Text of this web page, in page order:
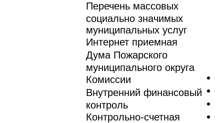
Перечень массовых
социально значимых
муниципальных услуг
Интернет приемная
Дума Пожарского
муниципального округа
Комиссии
Внутренний финансовый
контроль
Контрольно-счетная